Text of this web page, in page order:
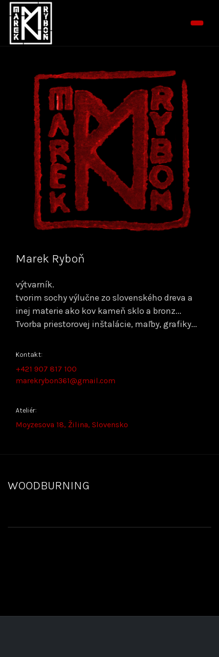
Marek Ryboň
výtvarník.
tvorim sochy výlučne zo slovenského dreva a
inej materie ako kov kameň sklo a bronz...
Tvorba priestorovej inštalácie, maľby, grafiky...
Kontakt:
+421 907 817 100
marekrybon361@gmail.com
Ateliér:
Moyzesova 18, Žilina, Slovensko
WOODBURNING